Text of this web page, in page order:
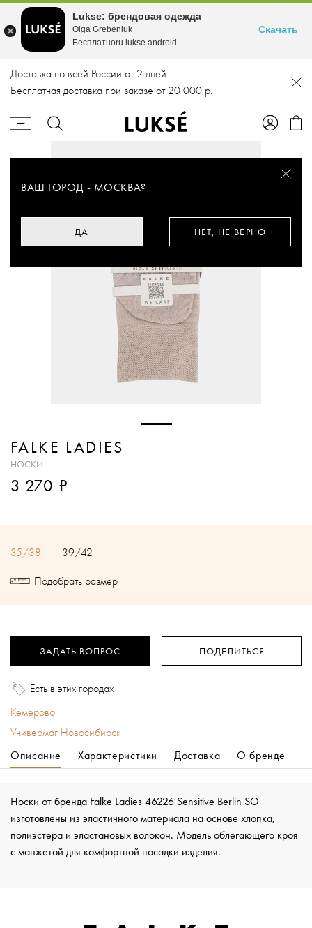
Доставка по всей России от 2 дней.
Бесплатная доставка при заказе от 20 000 р.
ВАШ ГОРОД - МОСКВА?
ДА НЕТ, НЕ ВЕРНО
FALKE LADIES
НОСКИ
3 270 ₽
35/38
39/42
Подобрать размер
ЗАДАТЬ ВОПРОС ПОДЕЛИТЬСЯ
Есть в этих городах
Кемерово
Универмаг Новосибирск
Описание
Характеристики Доставка О бренде
Носки от бренда Falke Ladies 46226 Sensitive Berlin SO
изготовлены из эластичного материала на основе хлопка,
полиэстера и эластановых волокон. Модель облегающего кроя
с манжетой для комфортной посадки изделия.
Lukse: брендовая одежда
Olga Grebeniuk
Бесплатноru.lukse.android
Скачать